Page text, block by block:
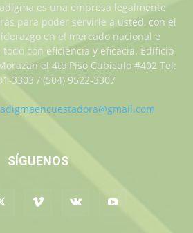
es una empresa legalmente
para poder servirle a usted, con el
en el mercado nacional e
con eficiencia y eficacia. Edificio
el 4to Piso Cubiculo #402 Tel:
3303 / (504) 9522-3307
SÍGUENOS